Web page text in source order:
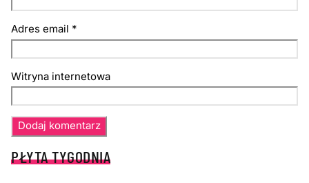
Adres email *
Witryna internetowa
PŁYTA TYGODNIA